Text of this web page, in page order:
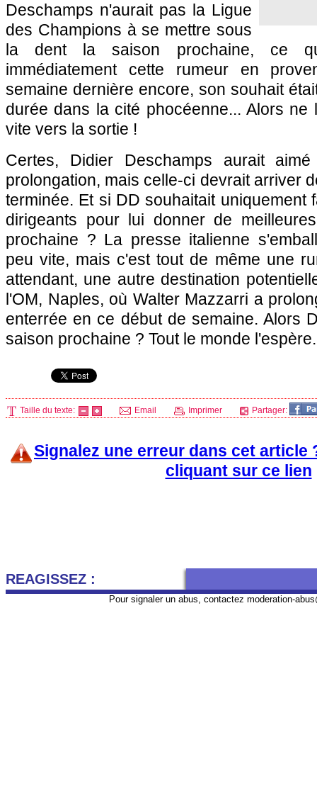
Deschamps n'aurait pas la Ligue
des Champions à se mettre sous
la dent la saison prochaine, ce
immédiatement cette rumeur en
semaine dernière encore, son souhait
durée dans la cité phocéenne... Alors
vite vers la sortie !
Certes, Didier Deschamps aurait
prolongation, mais celle-ci devrait arriver
terminée. Et si DD souhaitait uniquement
dirigeants pour lui donner de
prochaine ? La presse italienne
peu vite, mais c'est tout de même une
attendant, une autre destination
l'OM, Naples, où Walter Mazzarri a
enterrée en ce début de semaine. Alors
saison prochaine ? Tout le monde l'espère.
Taille du texte: Email Imprimer Partager:
Signalez une erreur dans cet article
cliquant sur ce lien
REAGISSEZ :
Pour signaler un abus, contactez moderation-